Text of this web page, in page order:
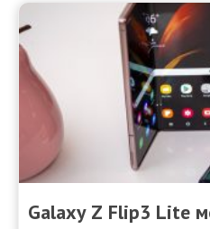
Galaxy Z Flip3 Lite